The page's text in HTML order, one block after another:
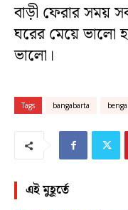
বাড়ী ফেরার সময়
ঘরের মেয়ে ভালো
ভালো।
Tags bangabarta
এই মুহূর্তে